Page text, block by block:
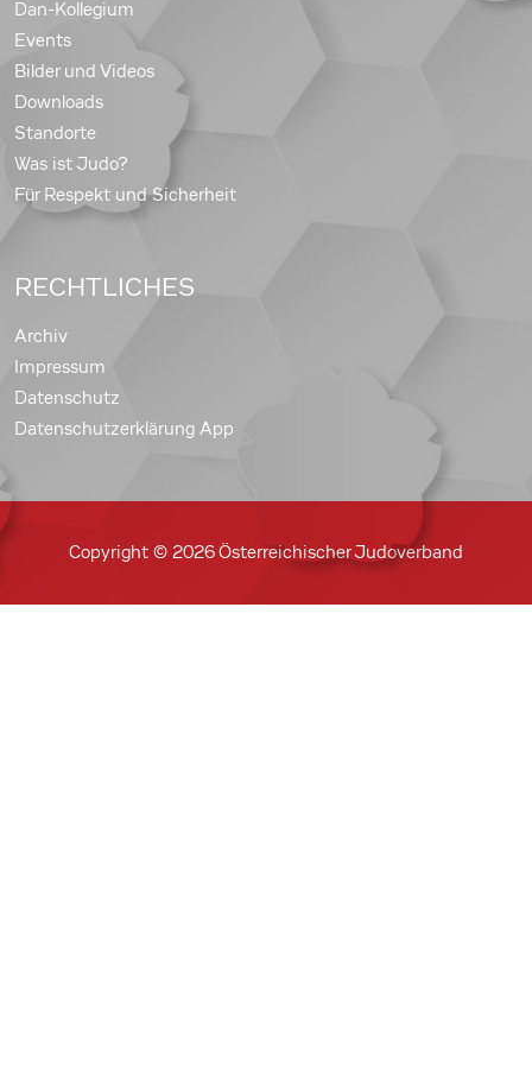
Dan-Kollegium
Events
Bilder und Videos
Downloads
Standorte
Was ist Judo?
Für Respekt und Sicherheit
RECHTLICHES
Archiv
Impressum
Datenschutz
Datenschutzerklärung App
Copyright © 2026 Österreichischer Judoverband